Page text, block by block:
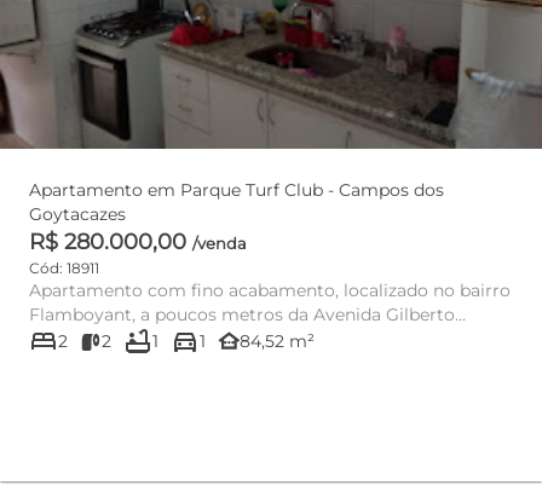
Apartamento em Parque Turf Club - Campos dos
Goytacazes
R$ 280.000,00 /venda
Cód: 18911
Apartamento com fino acabamento, localizado no bairro
Flamboyant, a poucos metros da Avenida Gilberto
Cardoso. Com 84,52...
bed2 2 bathtub1 directions_car1 other_houses84,52 m²